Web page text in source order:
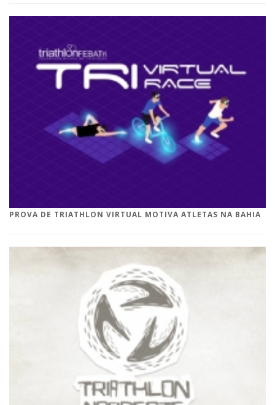
PROVA DE TRIATHLON VIRTUAL MOTIVA ATLETAS NA BAHIA